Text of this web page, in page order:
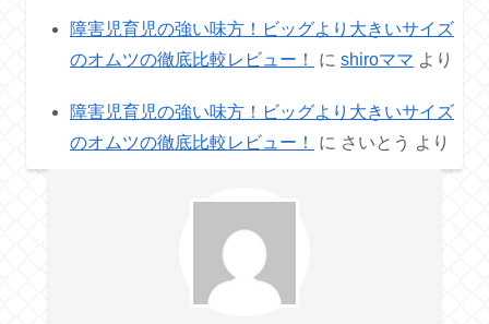
障害児育児の強い味方！ビッグより大きいサイズ
のオムツの徹底比較レビュー！
に shiroママ より
障害児育児の強い味方！ビッグより大きいサイズ
のオムツの徹底比較レビュー！
に さいとう より